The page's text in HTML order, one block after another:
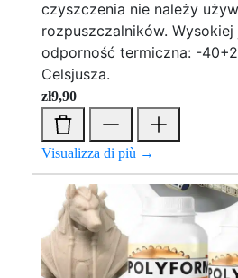
czyszczenia nie należy
rozpuszczalników.
odporność termiczna: -
Celsjusza.
zł9,90
Visualizza di più →